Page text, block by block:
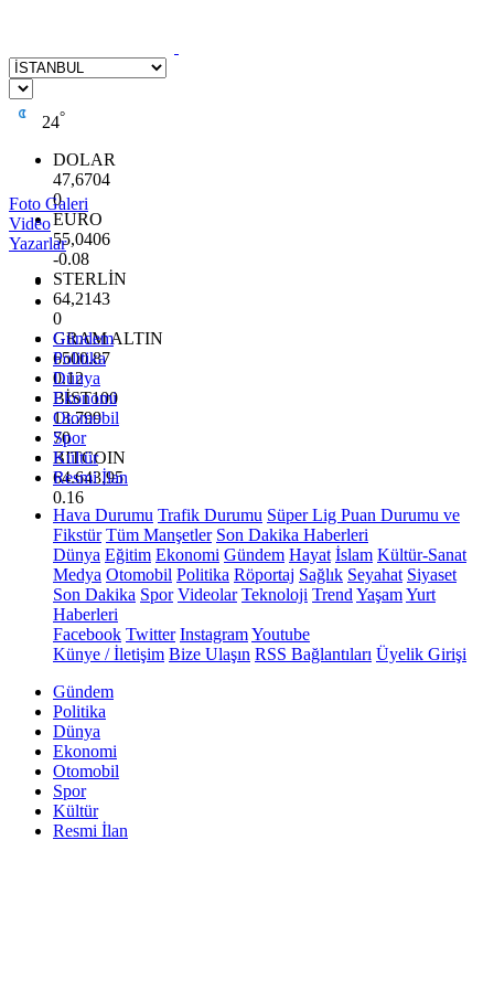
24°
DOLAR
47,6704
0
EURO
55,0406
-0.08
STERLİN
64,2143
0
GRAM ALTIN
6500.87
0.12
BİST100
13.799
70
BITCOIN
64.643,95
0.16
Foto Galeri
Video
Yazarlar
Gündem
Politika
Dünya
Ekonomi
Otomobil
Spor
Kültür
Resmi İlan
Hava Durumu Trafik Durumu Süper Lig Puan Durumu ve
Fikstür Tüm Manşetler Son Dakika Haberleri
Dünya Eğitim Ekonomi Gündem Hayat İslam Kültür-Sanat
Medya Otomobil Politika Röportaj Sağlık Seyahat Siyaset
Son Dakika Spor Videolar Teknoloji Trend YaşamYurt
Haberleri
Facebook Twitter InstagramYoutube
Künye / İletişim Bize Ulaşın RSS Bağlantıları Üyelik Girişi
Gündem
Politika
Dünya
Ekonomi
Otomobil
Spor
Kültür
Resmi İlan